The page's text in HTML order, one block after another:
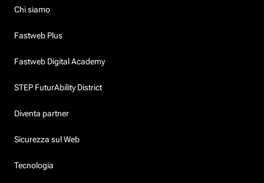
Chi siamo
Fastweb Plus
Fastweb Digital Academy
STEP FuturAbility District
Diventa partner
Sicurezza sul Web
Tecnologia